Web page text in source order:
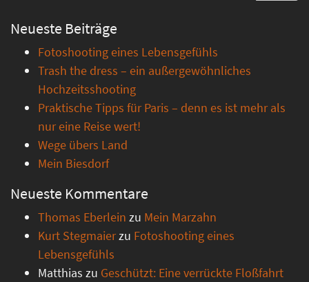
Neueste Beiträge
Fotoshooting eines Lebensgefühls
Trash the dress – ein außergewöhnliches
Hochzeitsshooting
Praktische Tipps für Paris – denn es ist mehr als
nur eine Reise wert!
Wege übers Land
Mein Biesdorf
Neueste Kommentare
Thomas Eberlein zu Mein Marzahn
Kurt Stegmaierzu Fotoshooting eines
Lebensgefühls
Matthias zu Geschützt: Eine verrückte Floßfahrt